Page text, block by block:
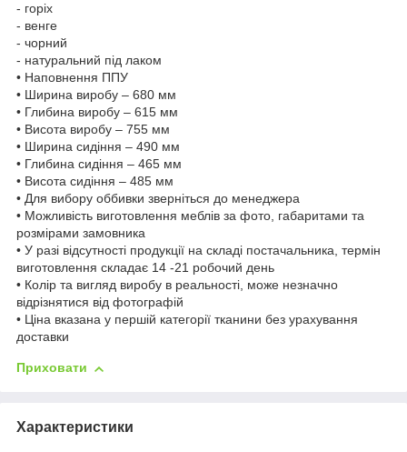
- горіх
- венге
- чорний
- натуральний під лаком
• Наповнення ППУ
• Ширина виробу – 680 мм
• Глибина виробу – 615 мм
• Висота виробу – 755 мм
• Ширина сидіння – 490 мм
• Глибина сидіння – 465 мм
• Висота сидіння – 485 мм
• Для вибору оббивки зверніться до менеджера
• Можливість виготовлення меблів за фото, габаритами та
розмірами замовника
• У разі відсутності продукції на складі постачальника, термін
виготовлення складає 14 -21 робочий день
• Колір та вигляд виробу в реальності, може незначно
відрізнятися від фотографій
• Ціна вказана у першій категорії тканини без урахування
доставки
Приховати
Характеристики